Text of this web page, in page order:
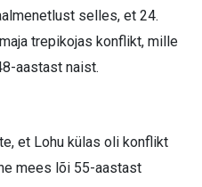
selles, et 24.
trepikojas konflikt, mille
aastast naist.
et Lohu külas oli konflikt
mees lõi 55-aastast